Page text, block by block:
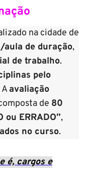
na cidade de
aula de duração,
de trabalho.
pelo
Aavaliação
de 80
ou ERRADO”,
no curso.
é, cargos e